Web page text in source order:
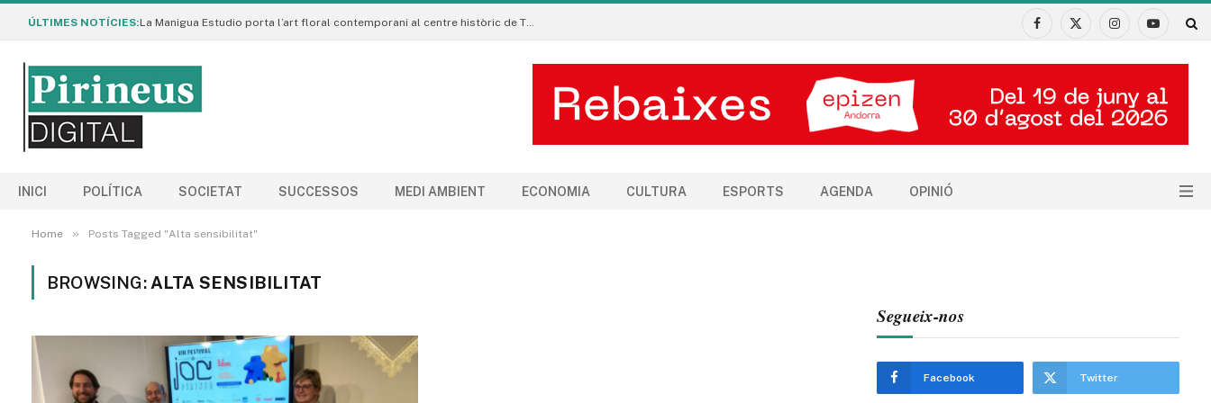
ÚLTIMES NOTÍCIES: La Manigua Estudio porta l’art floral contemporani al centre històric de Tremp
Facebook
X
InstagramYouTube
INICI POLÍTICA SOCIETAT SUCCESSOS MEDI AMBIENT ECONOMIA CULTURA ESPORTS AGENDA OPINIÓ
Home » Posts Tagged "Alta sensibilitat"
BROWSING: ALTA SENSIBILITAT
Segueix-nos
Facebook Twitter